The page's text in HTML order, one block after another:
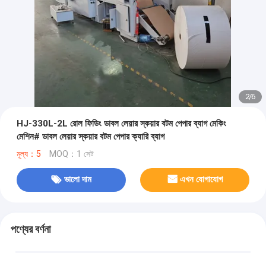
2/6
HJ-330L-2L রোল ফিডিং ডাবল লেয়ার স্কয়ার বটম পেপার ব্যাগ মেকিং
মেশিন# ডাবল লেয়ার স্কয়ার বটম পেপার ক্যারি ব্যাগ
মূল্য：5 MOQ：1 সেট
ভালো দাম এখন যোগাযোগ
পণ্যের বর্ণনা